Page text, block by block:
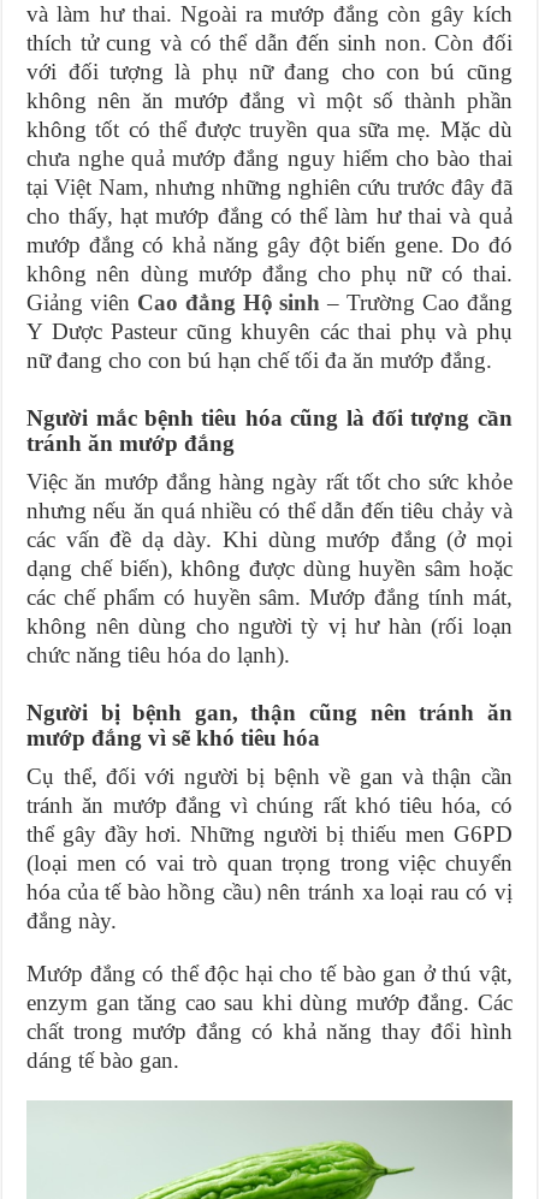
và làm hư thai. Ngoài ra mướp đắng còn gây kích
thích tử cung và có thể dẫn đến sinh non. Còn đối
với đối tượng là phụ nữ đang cho con bú cũng
không nên ăn mướp đắng vì một số thành phần
không tốt có thể được truyền qua sữa mẹ. Mặc dù
chưa nghe quả mướp đắng nguy hiểm cho bào thai
tại Việt Nam, nhưng những nghiên cứu trước đây đã
cho thấy, hạt mướp đắng có thể làm hư thai và quả
mướp đắng có khả năng gây đột biến gene. Do đó
không nên dùng mướp đắng cho phụ nữ có thai.
Giảng viên Cao đẳng Hộ sinh – Trường Cao đẳng
Y Dược Pasteur cũng khuyên các thai phụ và phụ
nữ đang cho con bú hạn chế tối đa ăn mướp đắng.
Người mắc bệnh tiêu hóa cũng là đối tượng cần
tránh ăn mướp đắng
Việc ăn mướp đắng hàng ngày rất tốt cho sức khỏe
nhưng nếu ăn quá nhiều có thể dẫn đến tiêu chảy và
các vấn đề dạ dày. Khi dùng mướp đắng (ở mọi
dạng chế biến), không được dùng huyền sâm hoặc
các chế phẩm có huyền sâm. Mướp đắng tính mát,
không nên dùng cho người tỳ vị hư hàn (rối loạn
chức năng tiêu hóa do lạnh).
Người bị bệnh gan, thận cũng nên tránh ăn
mướp đắng vì sẽ khó tiêu hóa
Cụ thể, đối với người bị bệnh về gan và thận cần
tránh ăn mướp đắng vì chúng rất khó tiêu hóa, có
thể gây đầy hơi. Những người bị thiếu men G6PD
(loại men có vai trò quan trọng trong việc chuyển
hóa của tế bào hồng cầu) nên tránh xa loại rau có vị
đắng này.
Mướp đắng có thể độc hại cho tế bào gan ở thú vật,
enzym gan tăng cao sau khi dùng mướp đắng. Các
chất trong mướp đắng có khả năng thay đổi hình
dáng tế bào gan.